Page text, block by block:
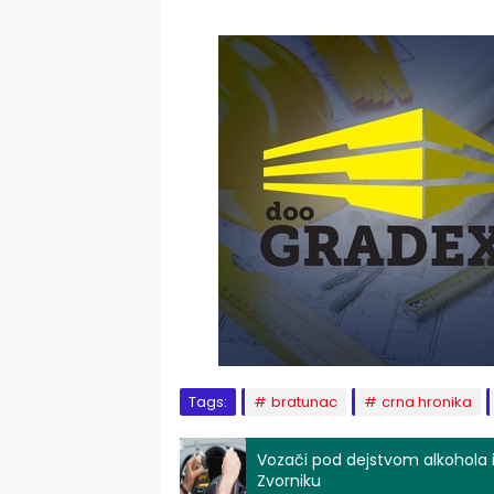
Tags: bratunac crna hronika
Vozači pod dejstvom alkohola
Zvorniku